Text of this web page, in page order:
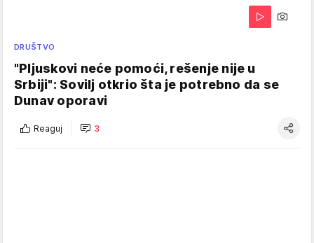
DRUŠTVO
"Pljuskovi neće pomoći, rešenje nije u
Srbiji": Sovilj otkrio šta je potrebno da se
Dunav oporavi
Reaguj 3